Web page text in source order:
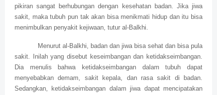
pikiran sangat berhubungan dengan kesehatan badan. Jika jiwa
sakit, maka tubuh pun tak akan bisa menikmati hidup dan itu bisa
menimbulkan penyakit kejiwaan, tutur al-Balkhi.
Menurut al-Balkhi, badan dan jiwa bisa sehat dan bisa pula
sakit. Inilah yang disebut keseimbangan dan ketidakseimbangan.
Dia menulis bahwa ketidakseimbangan dalam tubuh dapat
menyebabkan demam, sakit kepala, dan rasa sakit di badan.
Sedangkan, ketidakseimbangan dalam jiwa dapat mencipatakan